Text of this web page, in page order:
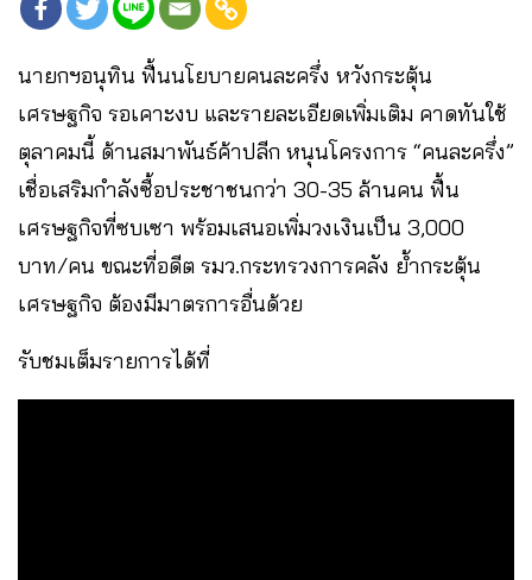
นายกฯอนุทิน ฟื้นนโยบายคนละครึ่ง หวังกระตุ้น
เศรษฐกิจ รอเคาะงบ และรายละเอียดเพิ่มเติม คาดทันใช้
ตุลาคมนี้ ด้านสมาพันธ์ค้าปลีก หนุนโครงการ “คนละครึ่ง”
เชื่อเสริมกำลังซื้อประชาชนกว่า 30-35 ล้านคน ฟื้น
เศรษฐกิจที่ซบเซา พร้อมเสนอเพิ่มวงเงินเป็น 3,000
บาท/คน ขณะที่อดีต รมว.กระทรวงการคลัง ย้ำกระตุ้น
เศรษฐกิจ ต้องมีมาตรการอื่นด้วย
รับชมเต็มรายการได้ที่